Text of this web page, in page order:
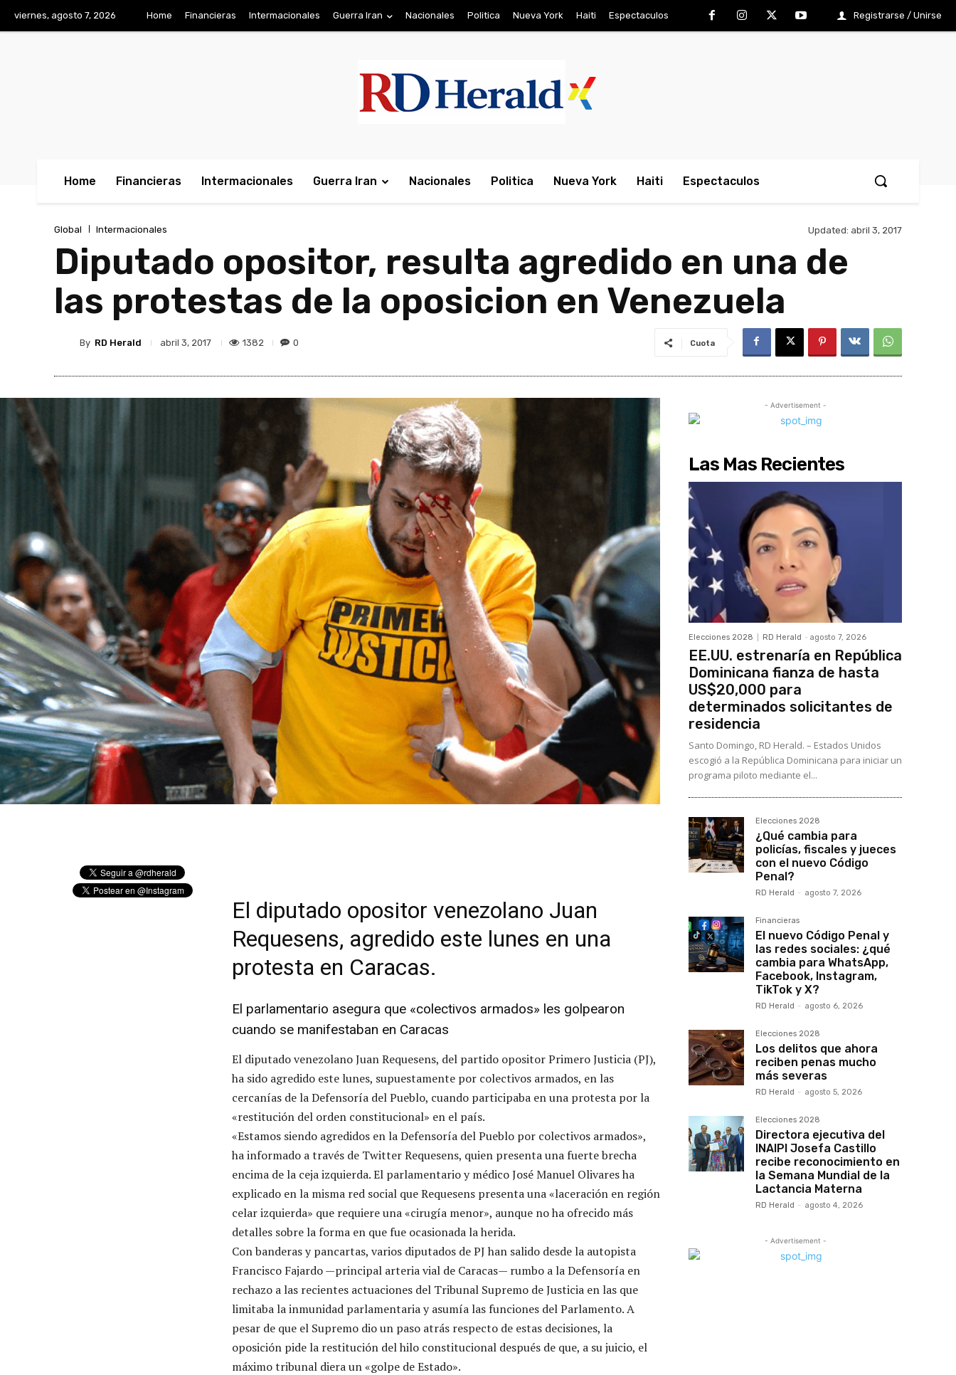
viernes, agosto 7, 2026 Home Financieras Intermacionales Guerra Iran Nacionales Politica Nueva York Haiti Espectaculos Registrarse / Unirse
Home Financieras Intermacionales Guerra Iran Nacionales Politica Nueva York Haiti Espectaculos
Global Intermacionales Updated: abril 3, 2017
Diputado opositor, resulta agredido en una de
las protestas de la oposicion en Venezuela
By RD Herald abril 3, 2017 1382 0 Cuota
El diputado opositor venezolano Juan
Requesens, agredido este lunes en una
protesta en Caracas.
El parlamentario asegura que «colectivos armados» les golpearon
cuando se manifestaban en Caracas
El diputado venezolano Juan Requesens, del partido opositor Primero Justicia (PJ),
ha sido agredido este lunes, supuestamente por colectivos armados, en las
cercanías de la Defensoría del Pueblo, cuando participaba en una protesta por la
«restitución del orden constitucional» en el país.
«Estamos siendo agredidos en la Defensoría del Pueblo por colectivos armados»,
ha informado a través de Twitter Requesens, quien presenta una fuerte brecha
encima de la ceja izquierda. El parlamentario y médico José Manuel Olivares ha
explicado en la misma red social que Requesens presenta una «laceración en región
celar izquierda» que requiere una «cirugía menor», aunque no ha ofrecido más
detalles sobre la forma en que fue ocasionada la herida.
Con banderas y pancartas, varios diputados de PJ han salido desde la autopista
Francisco Fajardo —principal arteria vial de Caracas— rumbo a la Defensoría en
rechazo a las recientes actuaciones del Tribunal Supremo de Justicia en las que
limitaba la inmunidad parlamentaria y asumía las funciones del Parlamento. A
pesar de que el Supremo dio un paso atrás respecto de estas decisiones, la
oposición pide la restitución del hilo constitucional después de que, a su juicio, el
máximo tribunal diera un «golpe de Estado».
- Advertisement -
Las Mas Recientes
Elecciones 2028 RD Herald - agosto 7, 2026
EE.UU. estrenaría en República
Dominicana fianza de hasta
US$20,000 para
determinados solicitantes de
residencia
Santo Domingo, RD Herald. – Estados Unidos
escogió a la República Dominicana para iniciar un
programa piloto mediante el...
Elecciones 2028
¿Qué cambia para
policías, fiscales y jueces
con el nuevo Código
Penal?
RD Herald - agosto 7, 2026
Financieras
El nuevo Código Penal y
las redes sociales: ¿qué
cambia para WhatsApp,
Facebook, Instagram,
TikTok y X?
RD Herald - agosto 6, 2026
Elecciones 2028
Los delitos que ahora
reciben penas mucho
más severas
RD Herald - agosto 5, 2026
Elecciones 2028
Directora ejecutiva del
INAIPI Josefa Castillo
recibe reconocimiento en
la Semana Mundial de la
Lactancia Materna
RD Herald - agosto 4, 2026
- Advertisement -